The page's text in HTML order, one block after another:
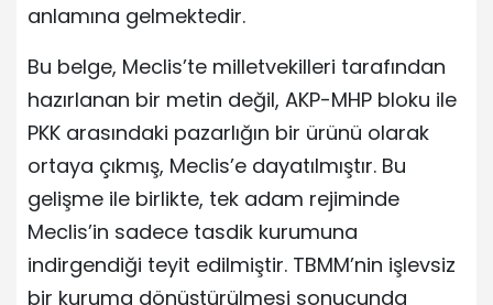
anlamına gelmektedir.
Bu belge, Meclis’te milletvekilleri tarafından
hazırlanan bir metin değil, AKP-MHP bloku ile
PKK arasındaki pazarlığın bir ürünü olarak
ortaya çıkmış, Meclis’e dayatılmıştır. Bu
gelişme ile birlikte, tek adam rejiminde
Meclis’in sadece tasdik kurumuna
indirgendiği teyit edilmiştir. TBMM’nin işlevsiz
bir kuruma dönüştürülmesi sonucunda